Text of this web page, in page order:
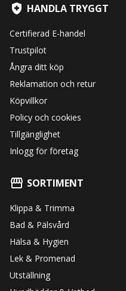
HANDLA TRYGGT
Certifierad E-handel
Trustpilot
Ångra ditt köp
Reklamation och retur
Köpvillkor
Policy och cookies
Tillgänglighet
Inlogg för företag
SORTIMENT
Klippa & Trimma
Bad & Pälsvård
Hälsa & Hygien
Lek & Promenad
Utställning